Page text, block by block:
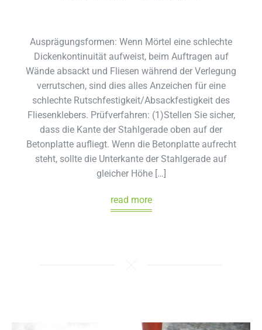
Ausprägungsformen: Wenn Mörtel eine schlechte
Dickenkontinuität aufweist, beim Auftragen auf
Wände absackt und Fliesen während der Verlegung
verrutschen, sind dies alles Anzeichen für eine
schlechte Rutschfestigkeit/Absackfestigkeit des
Fliesenklebers. Prüfverfahren: (1)Stellen Sie sicher,
dass die Kante der Stahlgerade oben auf der
Betonplatte aufliegt. Wenn die Betonplatte aufrecht
steht, sollte die Unterkante der Stahlgerade auf
gleicher Höhe […]
read more